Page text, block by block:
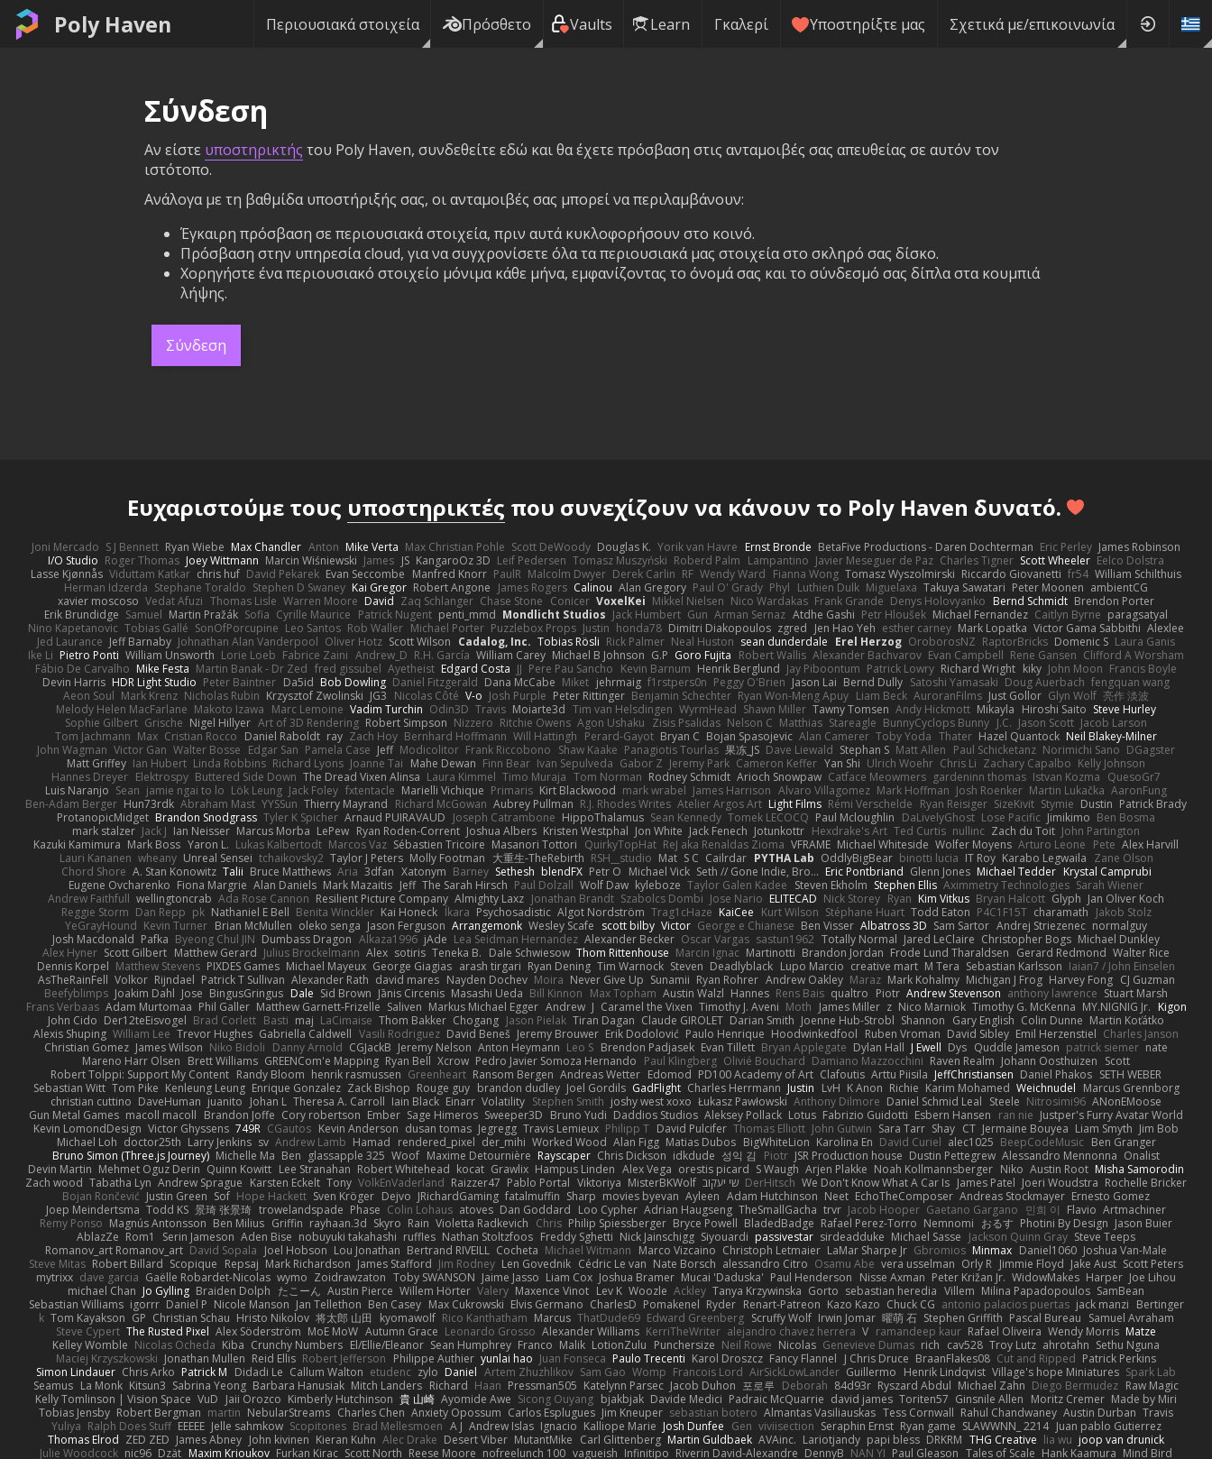
Poly Haven Περιουσιακά στοιχεία Πρόσθετο Vaults Learn Γκαλερί Υποστηρίξτε μας Σχετικά με/επικοινωνία
Σύνδεση
Αν είστε υποστηρικτής του Poly Haven, συνδεθείτε εδώ και θα έχετε πρόσβαση στις ανταμοιβές σας απευθείας σε αυτόν τον
ιστότοπο.
Ανάλογα με τη βαθμίδα υποστήριξής σας, οι ανταμοιβές σας μπορεί να περιλαμβάνουν:
Έγκαιρη πρόσβαση σε περιουσιακά στοιχεία, πριν αυτά κυκλοφορήσουν στο κοινό.
Πρόσβαση στην υπηρεσία cloud, για να συγχρονίσετε όλα τα περιουσιακά μας στοιχεία στο σκληρό σας δίσκο.
Χορηγήστε ένα περιουσιακό στοιχείο μόνιμα κάθε μήνα, εμφανίζοντας το όνομά σας και το σύνδεσμό σας δίπλα στα κουμπιά
λήψης.
Σύνδεση
Ευχαριστούμε τους υποστηρικτές που συνεχίζουν να κάνουν το Poly Haven δυνατό.
Joni Mercado S J Bennett Ryan Wiebe Max Chandler Anton Mike Verta Max Christian Pohle Scott DeWoody Douglas K. Yorik van Havre Ernst Bronde BetaFive Productions - Daren Dochterman Eric Perley James Robinson
I/O Studio Roger Thomas Joey Wittmann Marcin Wiśniewski James JS KangaroOz 3D Leif Pedersen Tomasz Muszyński Roberd Palm Lampantino Javier Meseguer de Paz Charles Tigner Scott Wheeler Eelco Dolstra
Lasse Kjønnås Viduttam Katkar chris huf David Pekarek Evan Seccombe Manfred Knorr PaulR Malcolm Dwyer Derek Carlin RF Wendy Ward Fianna Wong Tomasz Wyszolmirski Riccardo Giovanetti fr54 William Schilthuis
Herman Idzerda Stephane Toraldo Stephen D Swaney Kai Gregor Robert Angone James Rogers Calinou Alan Gregory Paul O' Grady Phyl Luthien Dulk Miguelaxa Takuya Sawatari Peter Moonen ambientCG
xavier moscoso Vedat Afuzi Thomas Lisle Warren Moore David Zaq Schlanger Chase Stone Conicer VoxelKei Mikkel Nielsen Nico Wardakas Frank Grande Denys Holovyanko Bernd Schmidt Brendon Porter
Erik Brundidge Samuel Martin Pražák Sofia Cyrille Maurice Patrick Nugent penti_mmd Mondlicht Studios Jack Humbert Gun Arman Sernaz Atdhe Gashi Petr Hloušek Michael Fernandez Caitlyn Byrne paragsatyal
Nino Kapetanovic Tobias Gallé SonOfPorcupine Leo Santos Rob Waller Michael Porter Puzzlebox Props Justin honda78 Dimitri Diakopoulos zgred Jen Hao Yeh esther carney Mark Lopatka Victor Gama Sabbithi Alexlee
Jed Laurance Jeff Barnaby Johnathan Alan Vanderpool Oliver Hotz Scott Wilson Cadalog, Inc. Tobias Rösli Rick Palmer Neal Huston sean dunderdale Erel Herzog OroborosNZ RaptorBricks Domenic S Laura Ganis
Ike Li Pietro Ponti William Unsworth Lorie Loeb Fabrice Zaini Andrew_D R.H. García William Carey Michael B Johnson G.P Goro Fujita Robert Wallis Alexander Bachvarov Evan Campbell Rene Gansen Clifford A Worsham
Fábio De Carvalho Mike Festa Martin Banak - Dr Zed fred gissubel Ayetheist Edgard Costa JJ Pere Pau Sancho Kevin Barnum Henrik Berglund Jay Piboontum Patrick Lowry Richard Wright kiky John Moon Francis Boyle
Devin Harris HDR Light Studio Peter Baintner Da5id Bob Dowling Daniel Fitzgerald Dana McCabe Miket jehrmaig f1rstpers0n Peggy O'Brien Jason Lai Bernd Dully Satoshi Yamasaki Doug Auerbach fengquan wang
Aeon Soul Mark Krenz Nicholas Rubin Krzysztof Zwolinski JG3 Nicolas Côté V-o Josh Purple Peter Rittinger Benjamin Schechter Ryan Won-Meng Apuy Liam Beck AuroranFilms Just Gollor Glyn Wolf 亮作 淡波
Melody Helen MacFarlane Makoto Izawa Marc Lemoine Vadim Turchin Odin3D Travis Moiarte3d Tim van Helsdingen WyrmHead Shawn Miller Tawny Tomsen Andy Hickmott Mikayla Hiroshi Saito Steve Hurley
Sophie Gilbert Grische Nigel Hillyer Art of 3D Rendering Robert Simpson Nizzero Ritchie Owens Agon Ushaku Zisis Psalidas Nelson C Matthias Stareagle BunnyCyclops Bunny J.C. Jason Scott Jacob Larson
Tom Jachmann Max Cristian Rocco Daniel Raboldt ray Zach Hoy Bernhard Hoffmann Will Hattingh Perard-Gayot Bryan C Bojan Spasojevic Alan Camerer Toby Yoda Thater Hazel Quantock Neil Blakey-Milner
John Wagman Victor Gan Walter Bosse Edgar San Pamela Case Jeff Modicolitor Frank Riccobono Shaw Kaake Panagiotis Tourlas 果冻_JS Dave Liewald Stephan S Matt Allen Paul Schicketanz Norimichi Sano DGagster
Matt Griffey Ian Hubert Linda Robbins Richard Lyons Joanne Tai Mahe Dewan Finn Bear Ivan Sepulveda Gabor Z Jeremy Park Cameron Keffer Yan Shi Ulrich Woehr Chris Li Zachary Capalbo Kelly Johnson
Hannes Dreyer Elektrospy Buttered Side Down The Dread Vixen Alinsa Laura Kimmel Timo Muraja Tom Norman Rodney Schmidt Arioch Snowpaw Catface Meowmers gardeninn thomas Istvan Kozma QuesoGr7
Luis Naranjo Sean jamie ngai to lo Lök Leung Jack Foley fxtentacle Marielli Vichique Primaris Kirt Blackwood mark wrabel James Harrison Alvaro Villagomez Mark Hoffman Josh Roenker Martin Lukačka AaronFung
Ben-Adam Berger Hun73rdk Abraham Mast YYSSun Thierry Mayrand Richard McGowan Aubrey Pullman R.J. Rhodes Writes Atelier Argos Art Light Films Rémi Verschelde Ryan Reisiger SizeKivit Stymie Dustin Patrick Brady
ProtanopicMidget Brandon Snodgrass Tyler K Spicher Arnaud PUIRAVAUD Joseph Catrambone HippoThalamus Sean Kennedy Tomek LECOCQ Paul Mcloughlin DaLivelyGhost Lose Pacific Jimikimo Ben Bosma
mark stalzer Jack J Ian Neisser Marcus Morba LePew Ryan Roden-Corrent Joshua Albers Kristen Westphal Jon White Jack Fenech Jotunkottr Hexdrake's Art Ted Curtis nullinc Zach du Toit John Partington
Kazuki Kamimura Mark Boss Yaron L. Lukas Kalbertodt Marcos Vaz Sébastien Tricoire Masanori Tottori QuirkyTopHat ReJ aka Renaldas Zioma VFRAME Michael Whiteside Wolfer Moyens Arturo Leone Pete Alex Harvill
Lauri Kananen wheany Unreal Sensei tchaikovsky2 Taylor J Peters Molly Footman 大重生-TheRebirth RSH__studio Mat S C Cailrdar PYTHA Lab OddlyBigBear binotti lucia IT Roy Karabo Legwaila Zane Olson
Chord Shore A. Stan Konowitz Talii Bruce Matthews Aria 3dfan Xatonym Barney Sethesh blendFX Petr O Michael Vick Seth // Gone Indie, Bro... Eric Pontbriand Glenn Jones Michael Tedder Krystal Camprubi
Eugene Ovcharenko Fiona Margrie Alan Daniels Mark Mazaitis Jeff The Sarah Hirsch Paul Dolzall Wolf Daw kyleboze Taylor Galen Kadee Steven Ekholm Stephen Ellis Aximmetry Technologies Sarah Wiener
Andrew Faithfull wellingtoncrab Ada Rose Cannon Resilient Picture Company Almighty Laxz Jonathan Brandt Szabolcs Dombi Jose Nario ELITECAD Nick Storey Ryan Kim Vitkus Bryan Halcott Glyph Jan Oliver Koch
Reggie Storm Dan Repp pk Nathaniel E Bell Benita Winckler Kai Honeck Íkara Psychosadistic Algot Nordström Trag1cHaze KaiCee Kurt Wilson Stéphane Huart Todd Eaton P4C1F15T charamath Jakob Stolz
YeGrayHound Kevin Turner Brian McMullen oleko senga Jason Ferguson Arrangemonk Wesley Scafe scott bilby Victor George e Chianese Ben Visser Albatross 3D Sam Sartor Andrej Striezenec normalguy
Josh Macdonald Pafka Byeong Chul JIN Dumbass Dragon Alkaza1996 jAde Lea Seidman Hernandez Alexander Becker Oscar Vargas sastun1962 Totally Normal Jared LeClaire Christopher Bogs Michael Dunkley
Alex Hyner Scott Gilbert Matthew Gerard Julius Brockelmann Alex sotiris Teneka B. Dale Schwiesow Thom Rittenhouse Marcin Ignac Martinotti Brandon Jordan Frode Lund Tharaldsen Gerard Redmond Walter Rice
Dennis Korpel Matthew Stevens PIXDES Games Michael Mayeux George Giagias arash tirgari Ryan Dening Tim Warnock Steven Deadlyblack Lupo Marcio creative mart M Tera Sebastian Karlsson Iaian7 / John Einselen
AsTheRainFell Volkor Rijndael Patrick T Sullivan Alexander Rath david mares Nayden Dochev Moira Never Give Up Sunamii Ryan Rohrer Andrew Oakley Maraz Mark Kohalmy Michigan J Frog Harvey Fong CJ Guzman
Beefyblimps Joakim Dahl Jose BingusGringus Dale Sid Brown Jānis Circenis Masashi Ueda Bill Kinnon Max Topham Austin Walzl Hannes Rens Bais qualtro Piotr Andrew Stevenson anthony lawrence Stuart Marsh
Frans Verbaas Adam Murtomaa Phil Galler Matthew Garnett-Frizelle Saliven Markus Michael Egger Andrew J Caramel the Vixen Timothy J. Aveni Moth James Miller z Nico Marniok Timothy G. McKenna MY.NIGNIG Jr. Kigon
John Cido Der12teEisvogel Brad Corlett Basti maj LaCimaise Thom Bakker Chogang Jason Pielak Tiran Dagan Claude GIROLET Darian Smith Joenne Hub-Strobl Shannon Gary English Colin Dunne Martin Koťátko
Alexis Shuping William Lee Trevor Hughes Gabriella Caldwell Vasili Rodriguez David Beneš Jeremy Brouwer Erik Dodolović Paulo Henrique Hoodwinkedfool Ruben Vroman David Sibley Emil Herzenstiel Charles Janson
Christian Gomez James Wilson Niko Bidoli Danny Arnold CGJackB Jeremy Nelson Anton Heymann Leo S Brendon Padjasek Evan Tillett Bryan Applegate Dylan Hall J Ewell Dys Quddle Jameson patrick siemer nate
Mareno Harr Olsen Brett Williams GREENCom'e Mapping Ryan Bell Xcrow Pedro Javier Somoza Hernando Paul Klingberg Olivié Bouchard Damiano Mazzocchini Raven Realm Johann Oosthuizen Scott
Robert Tolppi: Support My Content Randy Bloom henrik rasmussen Greenheart Ransom Bergen Andreas Wetter Edomod PD100 Academy of Art Clafoutis Arttu Piisila JeffChristiansen Daniel Phakos SETH WEBER
Sebastian Witt Tom Pike Kenleung Leung Enrique Gonzalez Zack Bishop Rouge guy brandon dudley Joel Gordils GadFlight Charles Herrmann Justin LvH K Anon Richie Karim Mohamed Weichnudel Marcus Grennborg
christian cuttino DaveHuman juanito Johan L Theresa A. Carroll Iain Black Einarr Volatility Stephen Smith joshy west xoxo Łukasz Pawłowski Anthony Dilmore Daniel Schmid Leal Steele Nitrosimi96 ANonEMoose
Gun Metal Games macoll macoll Brandon Joffe Cory robertson Ember Sage Himeros Sweeper3D Bruno Yudi Daddios Studios Aleksey Pollack Lotus Fabrizio Guidotti Esbern Hansen ran nie Justper's Furry Avatar World
Kevin LomondDesign Victor Ghyssens 749R CGautos Kevin Anderson dusan tomas Jegregg Travis Lemieux Philipp T David Pulcifer Thomas Elliott John Gutwin Sara Tarr Shay CT Jermaine Bouyea Liam Smyth Jim Bob
Michael Loh doctor25th Larry Jenkins sv Andrew Lamb Hamad rendered_pixel der_mihi Worked Wood Alan Figg Matias Dubos BigWhiteLion Karolina En David Curiel alec1025 BeepCodeMusic Ben Granger
Bruno Simon (Three.js Journey) Michelle Ma Ben glassapple 325 Woof Maxime Detournière Rayscaper Chris Dickson idkdude 성익 김 Piotr JSR Production house Dustin Pettegrew Alessandro Mennonna Onalist
Devin Martin Mehmet Oguz Derin Quinn Kowitt Lee Stranahan Robert Whitehead kocat Grawlix Hampus Linden Alex Vega orestis picard S Waugh Arjen Plakke Noah Kollmannsberger Niko Austin Root Misha Samorodin
Zach wood Tabatha Lyn Andrew Sprague Karsten Eckelt Tony VolkEnVaderland Raizzer47 Pablo Portal Viktoriya MisterBKWolf שי יעקוב DerHitsch We Don't Know What A Car Is James Patel Joeri Woudstra Rochelle Bricker
Bojan Rončević Justin Green Sof Hope Hackett Sven Kröger Dejvo JRichardGaming fatalmuffin Sharp movies byevan Ayleen Adam Hutchinson Neet EchoTheComposer Andreas Stockmayer Ernesto Gomez
Joep Meindertsma Todd KS 景琦 张景琦 trowelandspade Phase Colin Lohaus atoves Dan Goddard Loo Cypher Adrian Haugseng TheSmallGacha trvr Jacob Hooper Gaetano Gargano 민희 이 Flavio Artmachiner
Remy Ponso Magnús Antonsson Ben Milius Griffin rayhaan.3d Skyro Rain Violetta Radkevich Chris Philip Spiessberger Bryce Powell BladedBadge Rafael Perez-Torro Nemnomi おるす Photini By Design Jason Buier
AblazZe Rom1 Serin Jameson Aden Bise nobuyuki takahashi ruffles Nathan Stoltzfoos Freddy Sghetti Nick Jainschigg Siyouardi passivestar sirdeadduke Michael Sasse Jackson Quinn Gray Steve Teeps
Romanov_art Romanov_art David Sopala Joel Hobson Lou Jonathan Bertrand RIVEILL Cocheta Michael Witmann Marco Vizcaino Christoph Letmaier LaMar Sharpe Jr Gbromios Minmax Daniel1060 Joshua Van-Male
Steve Mitas Robert Billard Scopique Repsaj Mark Richardson James Stafford Jim Rodney Len Govednik Cédric Le van Nate Borsch alessandro Citro Osamu Abe vera usselman Orly R Jimmie Floyd Jake Aust Scott Peters
mytrixx dave garcia Gaëlle Robardet-Nicolas wymo Zoidrawzaton Toby SWANSON Jaime Jasso Liam Cox Joshua Bramer Mucai 'Daduska' Paul Henderson Nisse Axman Peter Križan Jr. WidowMakes Harper Joe Lihou
michael Chan Jo Gylling Braiden Dolph たこーん Austin Pierce Willem Hörter Valery Maxence Vinot Lev K Woozle Ackley Tanya Krzywinska Gorto sebastian heredia Villem Milina Papadopoulos SamBean
Sebastian Williams igorrr Daniel P Nicole Manson Jan Tellethon Ben Casey Max Cukrowski Elvis Germano CharlesD Pomakenel Ryder Renart-Patreon Kazo Kazo Chuck CG antonio palacios puertas jack manzi Bertinger
k Tom Kayakson GP Christian Schau Hristo Nikolov 将太郎 山田 kyomawolf Rico Kanthatham Marcus ThatDude69 Edward Greenberg Scruffy Wolf Irwin Jomar 曜萌 石 Stephen Griffith Pascal Bureau Samuel Avraham
Steve Cypert The Rusted Pixel Alex Söderström MoE MoW Autumn Grace Leonardo Grosso Alexander Williams KerriTheWriter alejandro chavez herrera V ramandeep kaur Rafael Oliveira Wendy Morris Matze
Kelley Womble Nicolas Ocheda Kiba Crunchy Numbers El/Ellie/Eleanor Sean Humphrey Franco Malik LotionZulu Punchersize Neil Rowe Nicolas Genevieve Dumas rich cav528 Troy Lutz ahrotahn Sethu Nguna
Maciej Krzyszkowski Jonathan Mullen Reid Ellis Robert Jefferson Philippe Authier yunlai hao Juan Fonseca Paulo Trecenti Karol Droszcz Fancy Flannel J Chris Druce BraanFlakes08 Cut and Ripped Patrick Perkins
Simon Lindauer Chris Arko Patrick M Didadi Le Callum Walton etudenc zylo Daniel Artem Zhuzhlikov Sam Gao Womp Francois Lord AirSickLowLander Guillermo Henrik Lindqvist Village's hope Miniatures Spark Lab
Seamus La Monk Kitsun3 Sabrina Yeong Barbara Hanusiak Mitch Landers Richard Haan Pressman505 Katelynn Parsec Jacob Duhon 포로루 Deborah 84d93r Ryszard Abdul Michael Zahn Diego Bermudez Raw Magic
Kelly Tomlinson | Vision Space VuD Jaii Orozco Kimberly Hutchinson 貴 山崎 Ayomide Awe Sicong Ouyang bjakbjak Davide Medici Padraic McQuarrie david james Toriten57 Ginsnile Allen Moritz Cremer Made by Miri
Tobias Jensby Robert Bergman martin NebularStreams Charles Chen Anxiety Opossum Carlos Esplugues Jim Kneuper sebastian botero Almantas Vasiliauskas Tess Cornwall Rahul Chandwaney Austin Durban Travis
Yuliya Ralph Does Stuff EEEEE Jelle sahmkow Scopitones Brad Mellesmoen A J Andrew Islas Ignacio Kalliope Marie Josh Dunfee Gen viviisection Seraphin Ernst Ryan game SLAWWNN_ 2214 Juan pablo Gutierrez
Thomas Elrod ZED ZED James Abney John kivinen Kieran Kuhn Alec Drake Desert Viber MutantMike Carl Glittenberg Martin Guldbaek AVAinc. Lariotjandy papi bless DRKRM THG Creative lia wu joop van drunick
Julie Woodcock nic96 Dzät Maxim Krioukov Furkan Kirac Scott North Reese Moore nofreelunch 100 vagueish Infinitipo Riverin David-Alexandre DennyB NAN YI Paul Gleason Tales of Scale Hank Kaamura Mind Bird